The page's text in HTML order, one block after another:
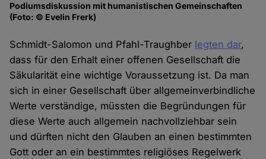
Podiumsdiskussion mit humanistischen Gemeinschaften
(Foto: © Evelin Frerk)
Schmidt-Salomon und Pfahl-Traughber legten dar,
dass für den Erhalt einer offenen Gesellschaft die
Säkularität eine wichtige Voraussetzung ist. Da man
sich in einer Gesellschaft über allgemeinverbindliche
Werte verständige, müssten die Begründungen für
diese Werte auch allgemein nachvollziehbar sein
und dürften nicht den Glauben an einen bestimmten
Gott oder an ein bestimmtes religiöses Regelwerk